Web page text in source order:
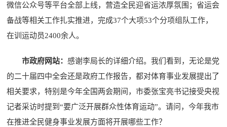
微信公众号等平台全部上线，营造全民迎省运浓厚氛围；省运会
备战等相关工作扎实推进，完成37个大项53个分项组队工作，
在训运动员2400余人。
市政府网站：感谢李局长的详细介绍。我们看到，无论是党
的二十届四中全会还是政府工作报告，都对体育事业发展提出了
相关要求，特别是今年全国两会期间，市委张宝亮书记接受央视
记者采访时提到“要广泛开展群众性体育运动”。请问，今年我市
在推进全民健身事业发展方面将开展哪些工作？